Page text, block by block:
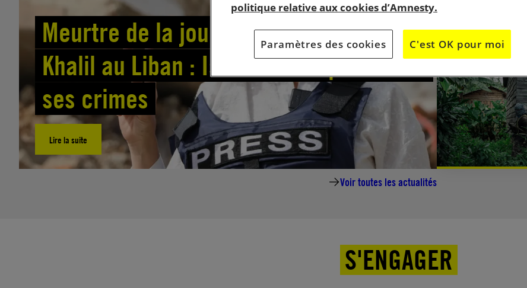
Meurtre de la journaliste Amal
Khalil au Liban : Israël doit répondre de
ses crimes
Lire la suite
Voir toutes les actualités
DOSSIER
S'ENGAGER
politique relative aux cookies d’Amnesty.
Paramètres des cookies C'est OK pour moi